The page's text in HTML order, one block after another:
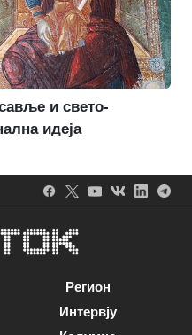
и свето-
идеја
Регион
Интервју